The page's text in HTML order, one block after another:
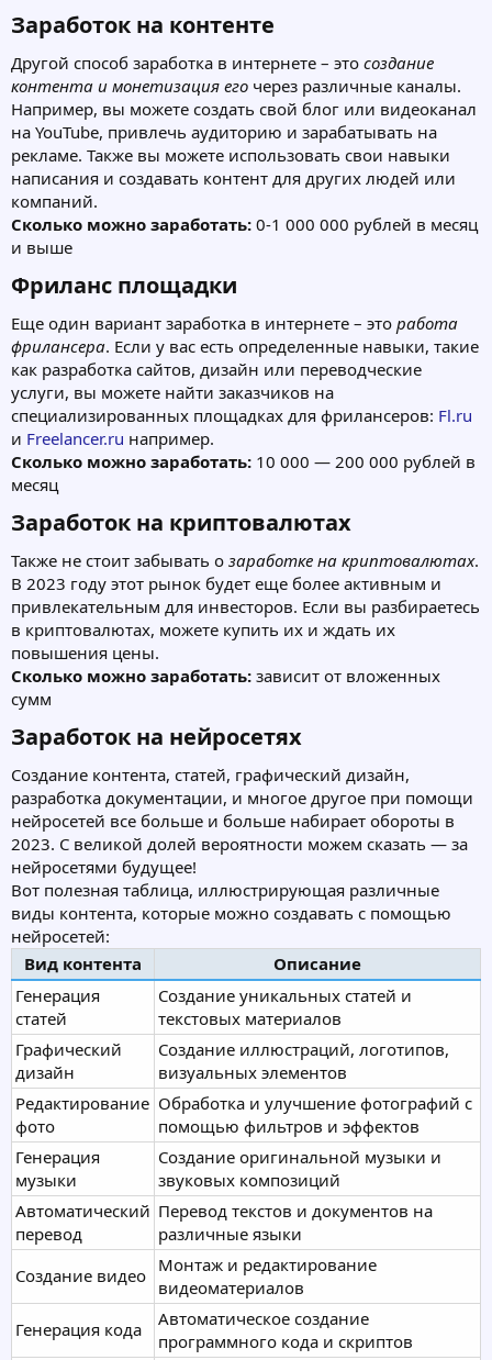
Заработок на контенте​
Другой способ заработка в интернете – это создание
контента и монетизация его через различные каналы.
Например, вы можете создать свой блог или видеоканал
на YouTube, привлечь аудиторию и зарабатывать на
рекламе. Также вы можете использовать свои навыки
написания и создавать контент для других людей или
компаний.
Сколько можно заработать: 0-1 000 000 рублей в месяц
и выше
Фриланс площадки​
Еще один вариант заработка в интернете – это работа
фрилансера. Если у вас есть определенные навыки, такие
как разработка сайтов, дизайн или переводческие
услуги, вы можете найти заказчиков на
специализированных площадках для фрилансеров: Fl.ru
и Freelancer.ru например.
Сколько можно заработать: 10 000 — 200 000 рублей в
месяц
Заработок на криптовалютах​
Также не стоит забывать о заработке на криптовалютах.
В 2023 году этот рынок будет еще более активным и
привлекательным для инвесторов. Если вы разбираетесь
в криптовалютах, можете купить их и ждать их
повышения цены.
Сколько можно заработать: зависит от вложенных
сумм
Заработок на нейросетях​
Создание контента, статей, графический дизайн,
разработка документации, и многое другое при помощи
нейросетей все больше и больше набирает обороты в
2023. С великой долей вероятности можем сказать — за
нейросетями будущее!
Вот полезная таблица, иллюстрирующая различные
виды контента, которые можно создавать с помощью
нейросетей:
Вид контента
Описание
Генерация
статей
Создание уникальных статей и
текстовых материалов
Графический
дизайн
Создание иллюстраций, логотипов,
визуальных элементов
Редактирование
фото
Обработка и улучшение фотографий с
помощью фильтров и эффектов
Генерация
музыки
Создание оригинальной музыки и
звуковых композиций
Автоматический
перевод
Перевод текстов и документов на
различные языки
Создание видео Монтаж и редактирование
видеоматериалов
Генерация кода
Автоматическое создание
программного кода и скриптов